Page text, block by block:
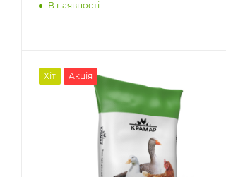
В наявності
Хіт Акція